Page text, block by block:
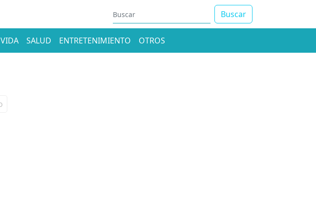
Buscar
VIDA SALUD ENTRETENIMIENTO OTROS